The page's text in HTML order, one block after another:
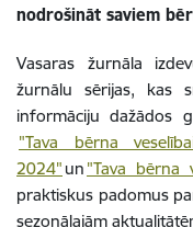
nodrošināt saviem
Vasaras žurnāla
žurnālu sērijas, kas
informāciju dažādos
"Tava bērna
2024" un "Tava bērna
praktiskus padomus
sezonālajām